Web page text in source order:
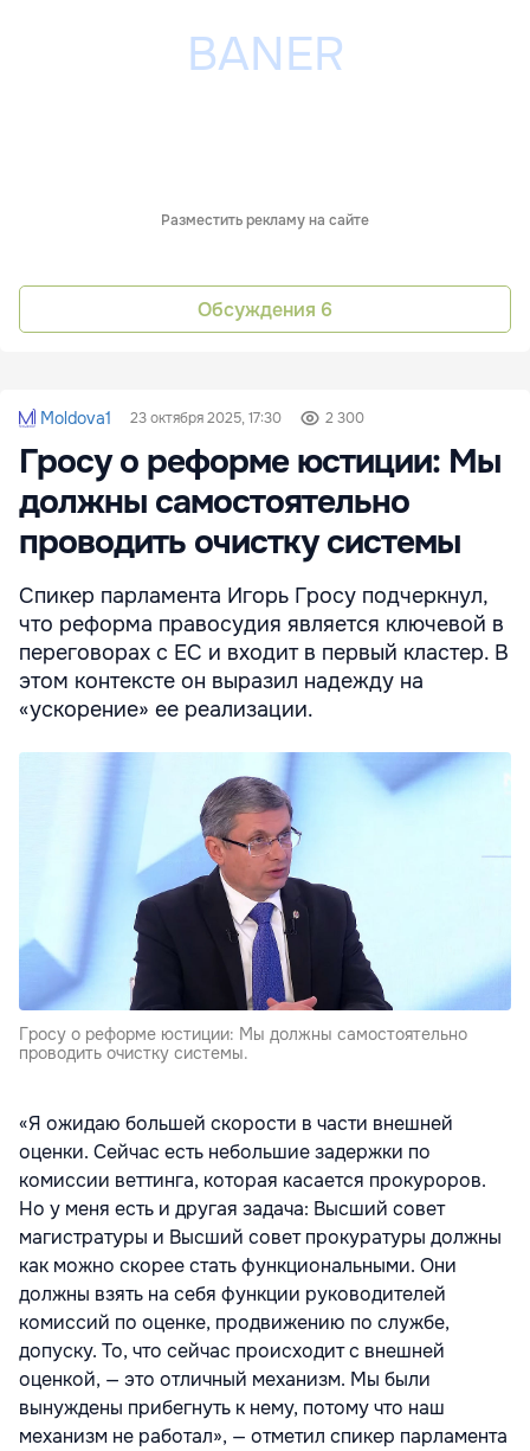
Разместить рекламу на сайте
Обсуждения 6
Moldova1 23 октября 2025, 17:30 2 300
Гросу о реформе юстиции: Мы
должны самостоятельно
проводить очистку системы
Спикер парламента Игорь Гросу подчеркнул,
что реформа правосудия является ключевой в
переговорах с ЕС и входит в первый кластер. В
этом контексте он выразил надежду на
«ускорение» ее реализации.
Гросу о реформе юстиции: Мы должны самостоятельно
проводить очистку системы.
«Я ожидаю большей скорости в части внешней
оценки. Сейчас есть небольшие задержки по
комиссии веттинга, которая касается прокуроров.
Но у меня есть и другая задача: Высший совет
магистратуры и Высший совет прокуратуры должны
как можно скорее стать функциональными. Они
должны взять на себя функции руководителей
комиссий по оценке, продвижению по службе,
допуску. То, что сейчас происходит с внешней
оценкой, — это отличный механизм. Мы были
вынуждены прибегнуть к нему, потому что наш
механизм не работал», — отметил спикер парламента